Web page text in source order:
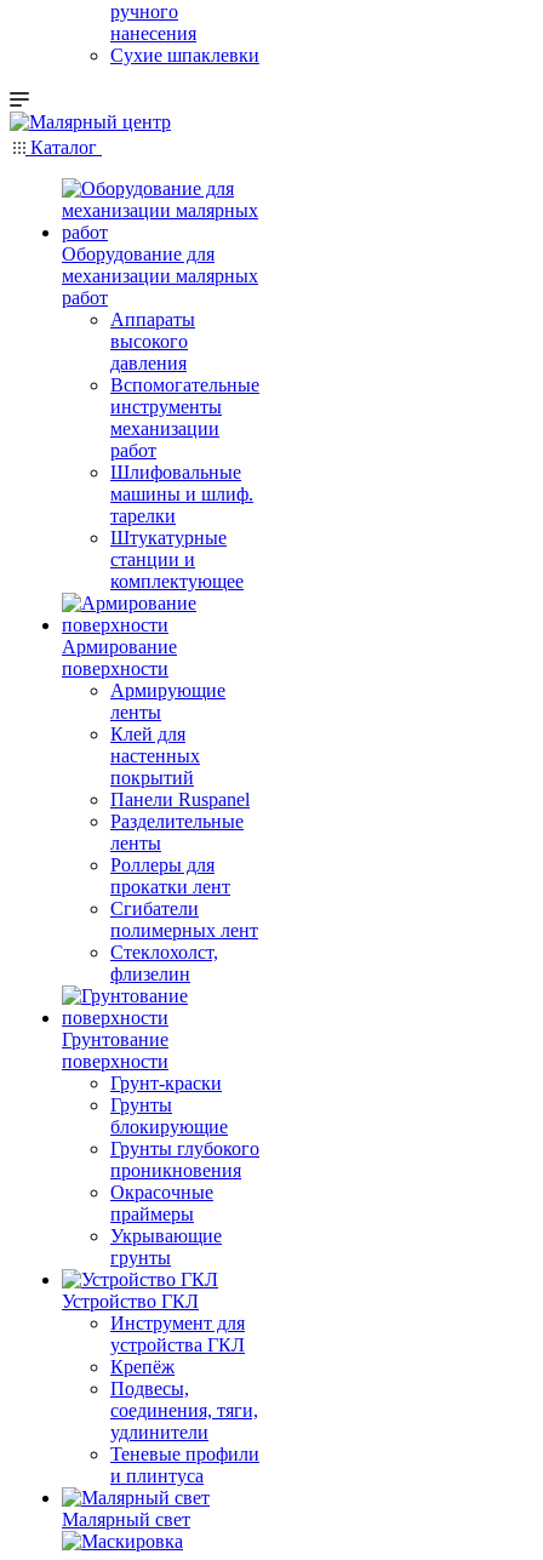
ручного
нанесения
Сухие шпаклевки
Каталог
Оборудование для
механизации малярных
работ
Аппараты
высокого
давления
Вспомогательные
инструменты
механизации
работ
Шлифовальные
машины и шлиф.
тарелки
Штукатурные
станции и
комплектующее
Армирование
поверхности
Армирующие
ленты
Клей для
настенных
покрытий
Панели Ruspanel
Разделительные
ленты
Роллеры для
прокатки лент
Сгибатели
полимерных лент
Стеклохолст,
флизелин
Грунтование
поверхности
Грунт-краски
Грунты
блокирующие
Грунты глубокого
проникновения
Окрасочные
праймеры
Укрывающие
грунты
Устройство ГКЛ
Инструмент для
устройства ГКЛ
Крепёж
Подвесы,
соединения, тяги,
удлинители
Теневые профили
и плинтуса
Малярный свет